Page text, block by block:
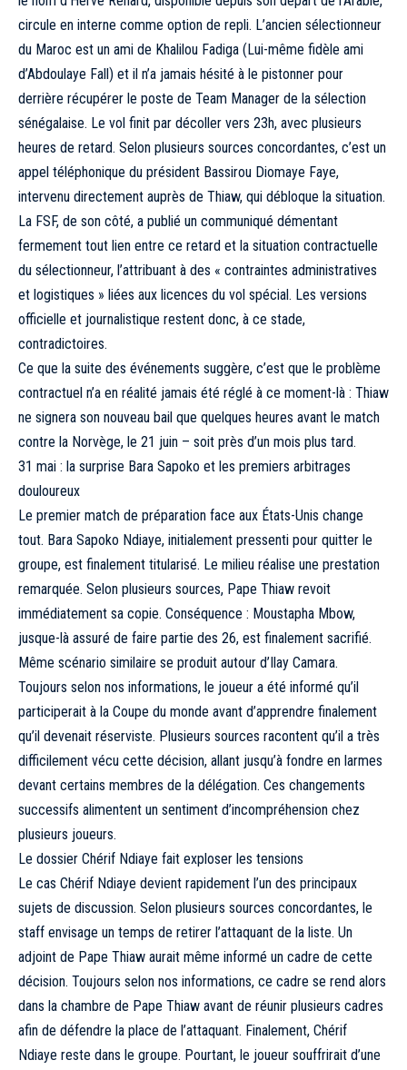
circule en interne comme option de repli. L’ancien sélectionneur
du Maroc est un ami de Khalilou Fadiga (Lui-même fidèle ami
d’Abdoulaye Fall) et il n’a jamais hésité à le pistonner pour
derrière récupérer le poste de Team Manager de la sélection
sénégalaise. Le vol finit par décoller vers 23h, avec plusieurs
heures de retard. Selon plusieurs sources concordantes, c’est un
appel téléphonique du président Bassirou Diomaye Faye,
intervenu directement auprès de Thiaw, qui débloque la situation.
La FSF, de son côté, a publié un communiqué démentant
fermement tout lien entre ce retard et la situation contractuelle
du sélectionneur, l’attribuant à des « contraintes administratives
et logistiques » liées aux licences du vol spécial. Les versions
officielle et journalistique restent donc, à ce stade,
contradictoires.
Ce que la suite des événements suggère, c’est que le problème
contractuel n’a en réalité jamais été réglé à ce moment-là : Thiaw
ne signera son nouveau bail que quelques heures avant le match
contre la Norvège, le 21 juin – soit près d’un mois plus tard.
31 mai : la surprise Bara Sapoko et les premiers arbitrages
douloureux
Le premier match de préparation face aux États-Unis change
tout. Bara Sapoko Ndiaye, initialement pressenti pour quitter le
groupe, est finalement titularisé. Le milieu réalise une prestation
remarquée. Selon plusieurs sources, Pape Thiaw revoit
immédiatement sa copie. Conséquence : Moustapha Mbow,
jusque-là assuré de faire partie des 26, est finalement sacrifié.
Même scénario similaire se produit autour d’Ilay Camara.
Toujours selon nos informations, le joueur a été informé qu’il
participerait à la Coupe du monde avant d’apprendre finalement
qu’il devenait réserviste. Plusieurs sources racontent qu’il a très
difficilement vécu cette décision, allant jusqu’à fondre en larmes
devant certains membres de la délégation. Ces changements
successifs alimentent un sentiment d’incompréhension chez
plusieurs joueurs.
Le dossier Chérif Ndiaye fait exploser les tensions
Le cas Chérif Ndiaye devient rapidement l’un des principaux
sujets de discussion. Selon plusieurs sources concordantes, le
staff envisage un temps de retirer l’attaquant de la liste. Un
adjoint de Pape Thiaw aurait même informé un cadre de cette
décision. Toujours selon nos informations, ce cadre se rend alors
dans la chambre de Pape Thiaw avant de réunir plusieurs cadres
afin de défendre la place de l’attaquant. Finalement, Chérif
Ndiaye reste dans le groupe. Pourtant, le joueur souffrirait d’une